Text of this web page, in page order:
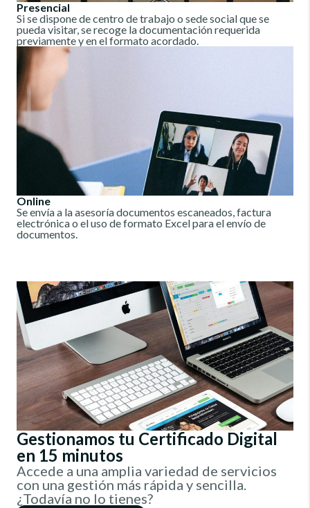
Presencial
Si se dispone de centro de trabajo o sede social que se
pueda visitar, se recoge la documentación requerida
previamente y en el formato acordado.
Online
Se envía a la asesoría documentos escaneados, factura
electrónica o el uso de formato Excel para el envío de
documentos.
Gestionamos tu Certificado Digital
en 15 minutos
Accede a una amplia variedad de servicios
con una gestión más rápida y sencilla.
¿Todavía no lo tienes?